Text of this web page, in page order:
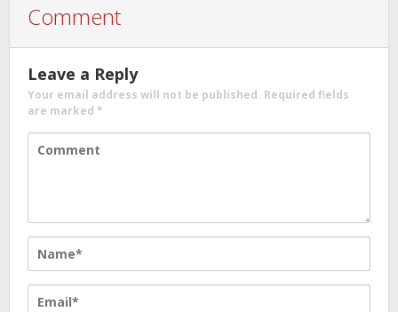
Comment
Leave a Reply
Your email address will not be published. Required fields
are marked *